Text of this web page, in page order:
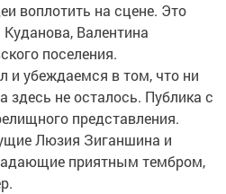
воплотить на сцене. Это
Валентина
поселения.
и убеждаемся в том, что ни
здесь не осталось. Публика с
представления.
Люзия Зиганшина и
приятным тембром,